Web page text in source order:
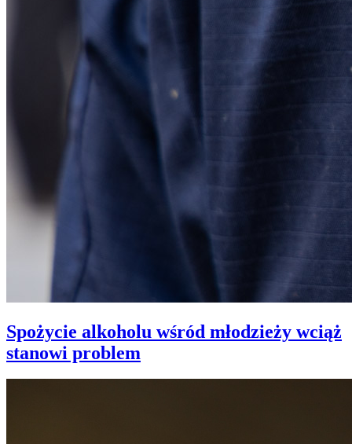
Spożycie alkoholu wśród młodzieży wciąż
stanowi problem